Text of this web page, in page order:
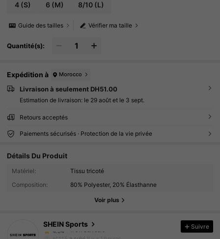
4 (S) 6 (M) 8/10(L)
Vérifier ma taille
Guide des tailles
Quantité(s):
Expédition à Morocco
Livraison à seulement DH51.00
Estimation de livraison: le 29 août et le 3 sept.
Retours acceptés
Paiements sécurisés · Protection de la vie privée
Détails Du Produit
Matériel:
Tissu tricoté
Composition:
80% Polyester, 20% Élasthanne
Voir plus
SHEIN Sports
4.94
179K Suiveurs
179K Suiveurs
4.94
179K Suiveurs
e***5
a suivi
Suivre